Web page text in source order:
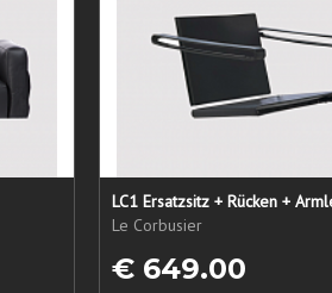
Le Corbusier
€ 649.00